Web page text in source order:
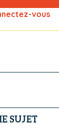
vous
SUJET